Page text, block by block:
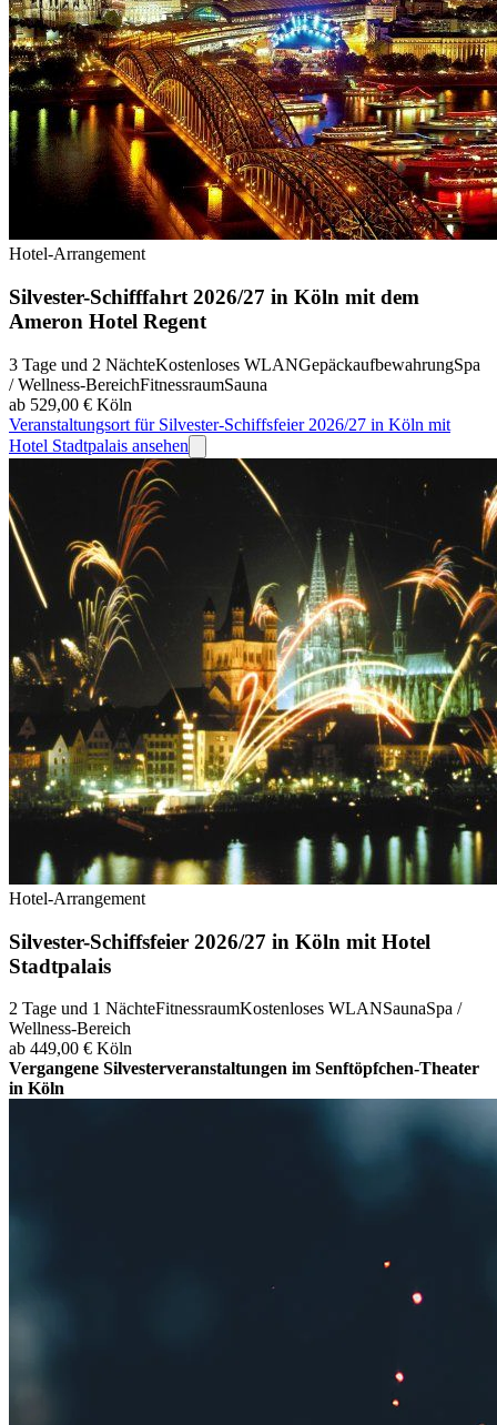
Hotel-Arrangement
Silvester-Schifffahrt 2026/27 in Köln mit dem
Ameron Hotel Regent
3 Tage und 2 NächteKostenloses WLANGepäckaufbewahrungSpa
/ Wellness-BereichFitnessraumSauna
ab 529,00 € Köln
Veranstaltungsort für Silvester-Schiffsfeier 2026/27 in Köln mit
Hotel Stadtpalais ansehen
Hotel-Arrangement
Silvester-Schiffsfeier 2026/27 in Köln mit Hotel
Stadtpalais
2 Tage und 1 NächteFitnessraumKostenloses WLANSaunaSpa /
Wellness-Bereich
ab 449,00 € Köln
Vergangene Silvesterveranstaltungen im Senftöpfchen-Theater
in Köln